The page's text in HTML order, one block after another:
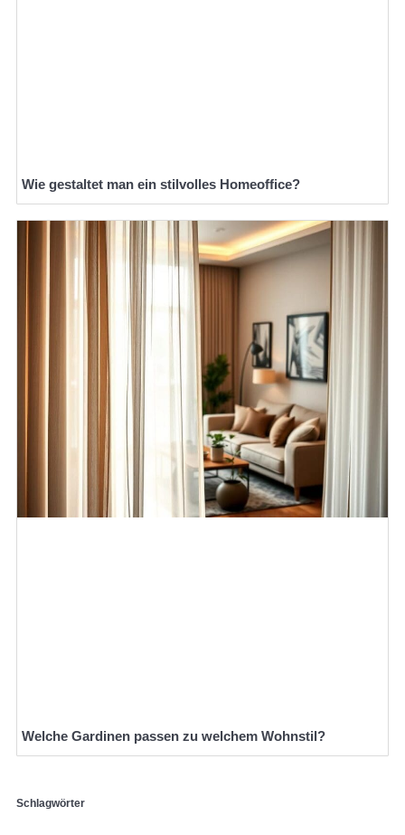
Wie gestaltet man ein stilvolles Homeoffice?
Welche Gardinen passen zu welchem Wohnstil?
Schlagwörter